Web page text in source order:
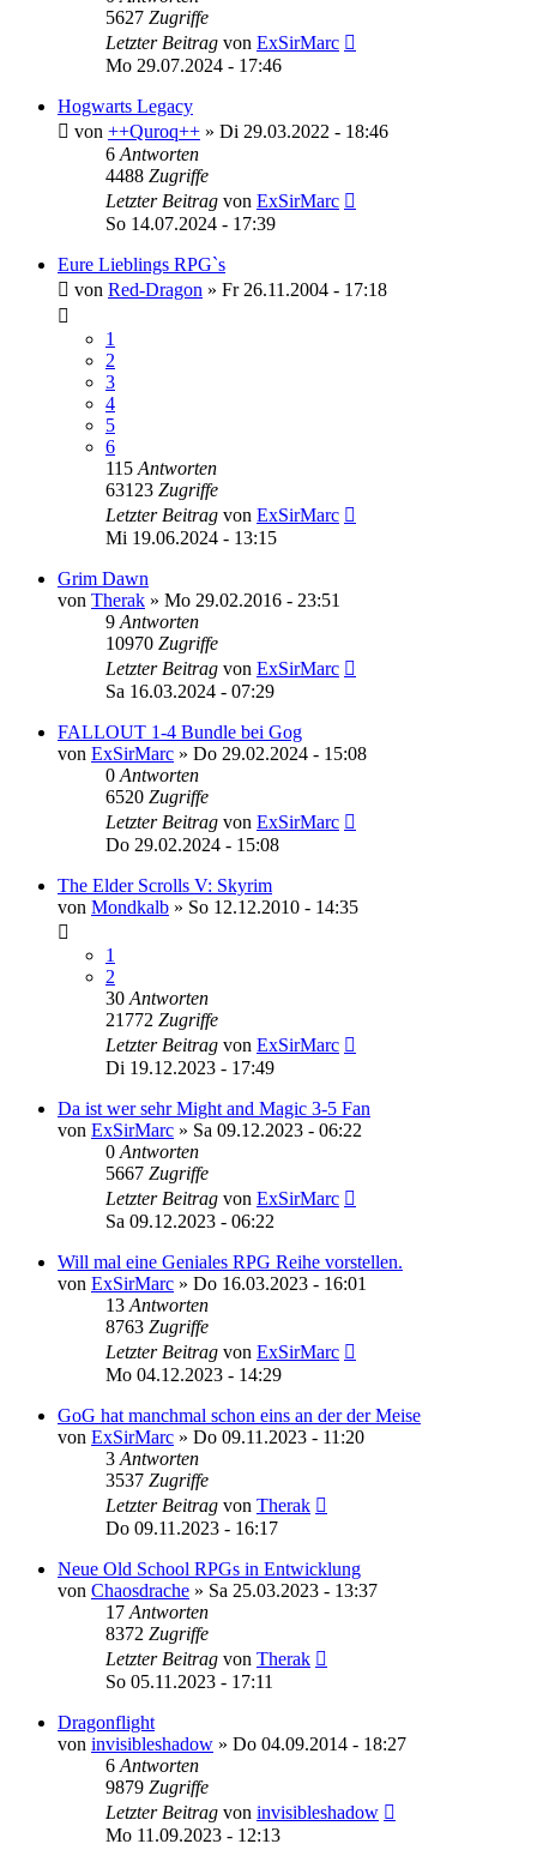
5627 Zugriffe
Letzter Beitrag von ExSirMarc
Mo 29.07.2024 - 17:46
Hogwarts Legacy
von ++Quroq++ » Di 29.03.2022 - 18:46
6 Antworten
4488 Zugriffe
Letzter Beitrag von ExSirMarc
So 14.07.2024 - 17:39
Eure Lieblings RPG`s
von Red-Dragon » Fr 26.11.2004 - 17:18
1
2
3
4
5
6
115 Antworten
63123 Zugriffe
Letzter Beitrag von ExSirMarc
Mi 19.06.2024 - 13:15
Grim Dawn
von Therak » Mo 29.02.2016 - 23:51
9 Antworten
10970 Zugriffe
Letzter Beitrag von ExSirMarc
Sa 16.03.2024 - 07:29
FALLOUT 1-4 Bundle bei Gog
von ExSirMarc » Do 29.02.2024 - 15:08
0 Antworten
6520 Zugriffe
Letzter Beitrag von ExSirMarc
Do 29.02.2024 - 15:08
The Elder Scrolls V: Skyrim
von Mondkalb » So 12.12.2010 - 14:35
1
2
30 Antworten
21772 Zugriffe
Letzter Beitrag von ExSirMarc
Di 19.12.2023 - 17:49
Da ist wer sehr Might and Magic 3-5 Fan
von ExSirMarc » Sa 09.12.2023 - 06:22
0 Antworten
5667 Zugriffe
Letzter Beitrag von ExSirMarc
Sa 09.12.2023 - 06:22
Will mal eine Geniales RPG Reihe vorstellen.
von ExSirMarc » Do 16.03.2023 - 16:01
13 Antworten
8763 Zugriffe
Letzter Beitrag von ExSirMarc
Mo 04.12.2023 - 14:29
GoG hat manchmal schon eins an der der Meise
von ExSirMarc » Do 09.11.2023 - 11:20
3 Antworten
3537 Zugriffe
Letzter Beitrag von Therak
Do 09.11.2023 - 16:17
Neue Old School RPGs in Entwicklung
von Chaosdrache » Sa 25.03.2023 - 13:37
17 Antworten
8372 Zugriffe
Letzter Beitrag von Therak
So 05.11.2023 - 17:11
Dragonflight
von invisibleshadow » Do 04.09.2014 - 18:27
6 Antworten
9879 Zugriffe
Letzter Beitrag von invisibleshadow
Mo 11.09.2023 - 12:13